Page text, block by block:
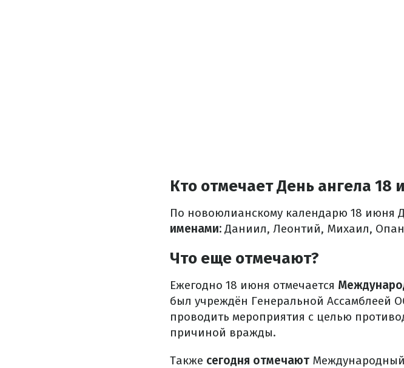
Кто отмечает День ангела 18
По новоюлианскому календарю 18 июня
именами: Даниил, Леонтий, Михаил,
Что еще отмечают?
Ежегодно 18 июня отмечается
был учреждён Генеральной Ассамблеей
проводить мероприятия с целью
причиной вражды.
Также сегодня отмечают